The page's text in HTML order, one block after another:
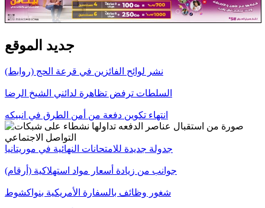
جديد الموقع
نشر لوائح الفائزين في قرعة الحج (روابط)
السلطات ترفض تظاهرة لدائني الشيخ الرضا
انتهاء تكوين دفعة من أمن الطرق في انبيكه
جدولة جديدة للامتحانات النهائية في موريتانيا
جوانب من زيادة أسعار مواد استهلاكية (أرقام)
شغور وظائف بالسفارة الأمريكية بنواكشوط